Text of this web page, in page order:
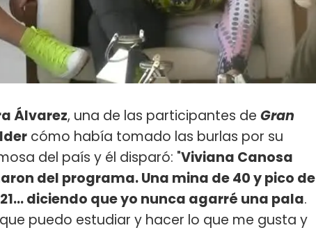
Álvarez, una de las participantes de Gran
cómo había tomado las burlas por su
del país y él disparó: "Viviana Canosa
del programa. Una mina de 40 y pico de
diciendo que yo nunca agarré una pala.
puedo estudiar y hacer lo que me gusta y